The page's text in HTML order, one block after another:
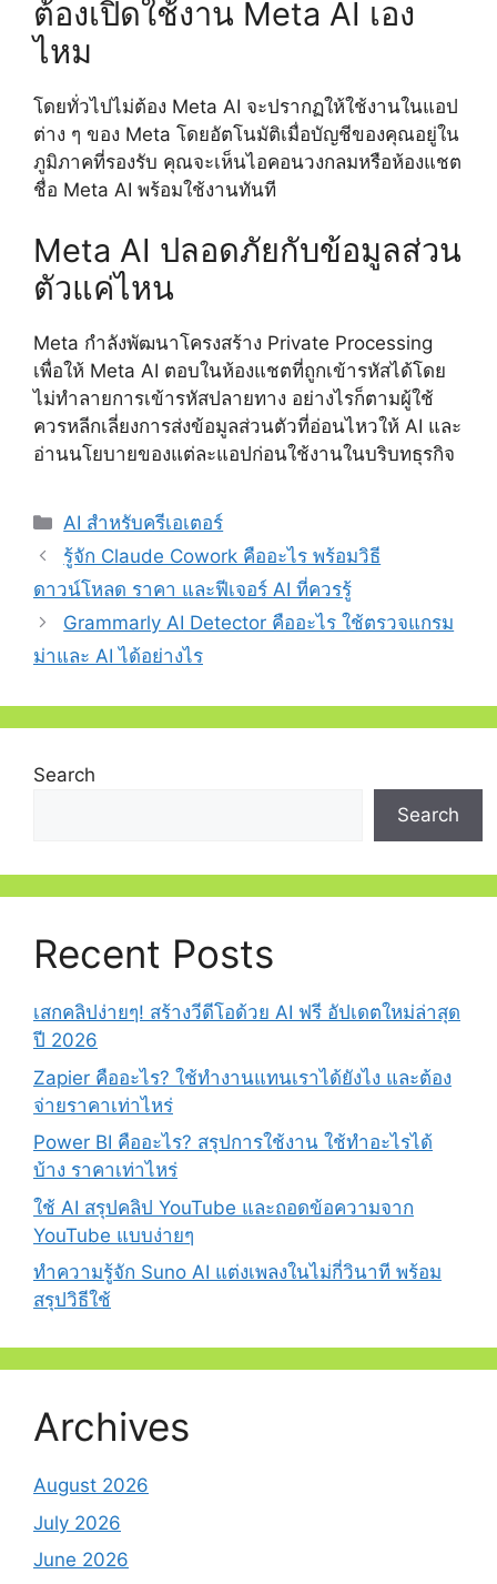
ต้องเปิดใช้งาน Meta AI เอง
ไหม
โดยทั่วไปไม่ต้อง Meta AI จะปรากฏให้ใช้งานในแอป
ต่าง ๆ ของ Meta โดยอัตโนมัติเมื่อบัญชีของคุณอยู่ใน
ภูมิภาคที่รองรับ คุณจะเห็นไอคอนวงกลมหรือห้องแชต
ชื่อ Meta AI พร้อมใช้งานทันที
Meta AI ปลอดภัยกับข้อมูลส่วน
ตัวแค่ไหน
Meta กำลังพัฒนาโครงสร้าง Private Processing
เพื่อให้ Meta AI ตอบในห้องแชตที่ถูกเข้ารหัสได้โดย
ไม่ทำลายการเข้ารหัสปลายทาง อย่างไรก็ตามผู้ใช้
ควรหลีกเลี่ยงการส่งข้อมูลส่วนตัวที่อ่อนไหวให้ AI และ
อ่านนโยบายของแต่ละแอปก่อนใช้งานในบริบทธุรกิจ
Categories
AI สำหรับครีเอเตอร์
รู้จัก Claude Cowork คืออะไร พร้อมวิธี
ดาวน์โหลด ราคา และฟีเจอร์ AI ที่ควรรู้
Grammarly AI Detector คืออะไร ใช้ตรวจแกรม
ม่าและ AI ได้อย่างไร
Search
Search
Recent Posts
เสกคลิปง่ายๆ! สร้างวีดีโอด้วย AI ฟรี อัปเดตใหม่ล่าสุด
ปี 2026
Zapier คืออะไร? ใช้ทำงานแทนเราได้ยังไง และต้อง
จ่ายราคาเท่าไหร่
Power BI คืออะไร? สรุปการใช้งาน ใช้ทำอะไรได้
บ้าง ราคาเท่าไหร่
ใช้ AI สรุปคลิป YouTube และถอดข้อความจาก
YouTube แบบง่ายๆ
ทำความรู้จัก Suno AI แต่งเพลงในไม่กี่วินาที พร้อม
สรุปวิธีใช้
Archives
August 2026
July 2026
June 2026